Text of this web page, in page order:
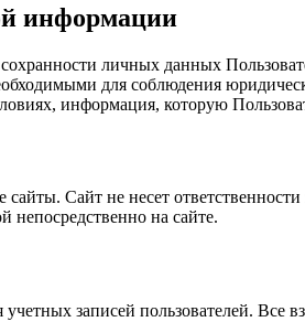
информации
личных данных
для соблюдения
информация, которую
Сайт не несет
непосредственно на сайте.
записей пользователей.